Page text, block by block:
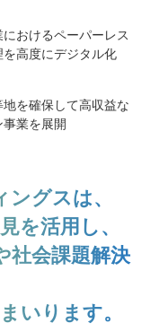
おけるペーパーレス
を高度にデジタル化
を確保して高収益な
業を展開
グスは、
を活用し、
社会課題解決
いります。